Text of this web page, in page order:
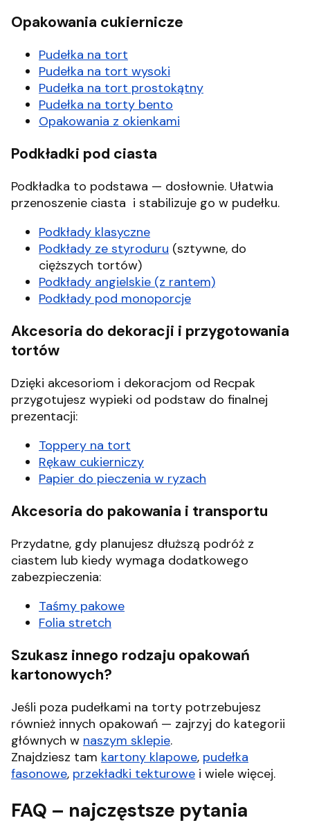
Opakowania cukiernicze
Pudełka na tort
Pudełka na tort wysoki
Pudełka na tort prostokątny
Pudełka na torty bento
Opakowania z okienkami
Podkładki pod ciasta
Podkładka to podstawa — dosłownie. Ułatwia
przenoszenie ciasta i stabilizuje go w pudełku.
Podkłady klasyczne
Podkłady ze styroduru (sztywne, do
cięższych tortów)
Podkłady angielskie (z rantem)
Podkłady pod monoporcje
Akcesoria do dekoracji i przygotowania
tortów
Dzięki akcesoriom i dekoracjom od Recpak
przygotujesz wypieki od podstaw do finalnej
prezentacji:
Toppery na tort
Rękaw cukierniczy
Papier do pieczenia w ryzach
Akcesoria do pakowania i transportu
Przydatne, gdy planujesz dłuższą podróż z
ciastem lub kiedy wymaga dodatkowego
zabezpieczenia:
Taśmy pakowe
Folia stretch
Szukasz innego rodzaju opakowań
kartonowych?
Jeśli poza pudełkami na torty potrzebujesz
również innych opakowań — zajrzyj do kategorii
głównych w naszym sklepie.
Znajdziesz tam kartony klapowe, pudełka
fasonowe, przekładki tekturowe i wiele więcej.
FAQ – najczęstsze pytania